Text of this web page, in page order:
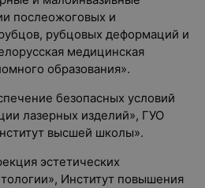
послеожоговых и
рубцовых деформаций и
медицинская
образования».
безопасных условий
лазерных изделий», ГУО
высшей школы».
эстетических
Институт повышения